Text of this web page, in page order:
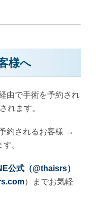
様へ
由で手術を予約され
されます。
約されるお客様 →
。
公式（@thaisrs）
）までお気軽